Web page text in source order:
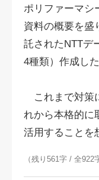
ポリファーマシ
資料の概要を盛
託されたNTTデ
4種類）作成した
これまで対策
れから本格的に
活用することを
（残り561字 / 全922